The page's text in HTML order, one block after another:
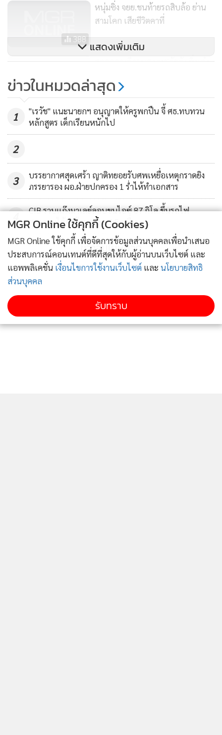
388
หนุ่มซิ่ง จยย.ชนท้ายรถสิบล้อ ย่าน
สามโคก เสียชีวิตคาที่
3,178
สลดกลางดึก! นศ.มหา'ลัยดัง ซิ่งเก๋ง
แสดงเพิ่มเติม
ข่าวในหมวดล่าสุด
1
"เรวัช" แนะนายกฯ อนุญาตให้ครูพกปืน จี้ ศธ.ทบทวน
หลักสูตร เด็กเรียนหนักไป
2
3
บรรยากาศสุดเศร้า ญาติทยอยรับศพเหยื่อเหตุกราดยิง
ภรรยารอง ผอ.ฝ่ายปกครอง 1 ร่ำไห้ทำเอกสาร
CIB รวบแก๊งมาเลย์ลอบขนไอซ์ 87 กิโล.ขึ้นรถไฟ
สารภาพได้ค่าจ้างคนละ 3.5 หมื่น
ข่าวอื่นในหมวด
MGR Online ใช้คุกกี้ (Cookies)
MGR Online ใช้คุกกี้ เพื่อจัดการข้อมูลส่วนบุคคลเพื่อนำเสนอ
ประสบการณ์คอนเทนต์ที่ดีที่สุดให้กับผู้อ่านบนเว็บไซต์ และ
แอพพลิเคชั่น เงื่อนไขการใช้งานเว็บไซต์ และ นโยบายสิทธิ
ส่วนบุคคล
รับทราบ